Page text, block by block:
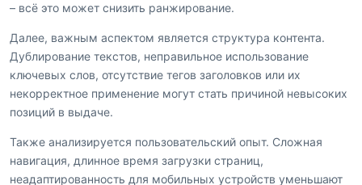
– всё это может снизить ранжирование.
Далее, важным аспектом является структура контента.
Дублирование текстов, неправильное использование
ключевых слов, отсутствие тегов заголовков или их
некорректное применение могут стать причиной невысоких
позиций в выдаче.
Также анализируется пользовательский опыт. Сложная
навигация, длинное время загрузки страниц,
неадаптированность для мобильных устройств уменьшают